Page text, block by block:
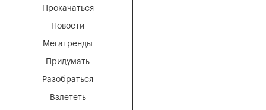
Мегатренды
Придумать
Разобраться
Взлететь
Новости
Прокачаться